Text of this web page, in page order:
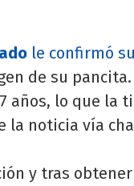
le confirmó
de su pancita.
años, lo que la
la noticia vía
y tras